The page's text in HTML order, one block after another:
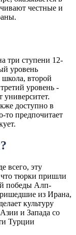
честные и
три ступени 12-
уровень
школа, второй
уровень -
университет.
доступно в
то предпочитает
всего, эту
что тюрки пришли
победы Алп-
из Ирана,
культуру
и Запада со
Турции